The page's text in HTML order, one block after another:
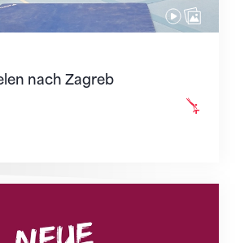
nach Zagreb
ab 1. August 2026